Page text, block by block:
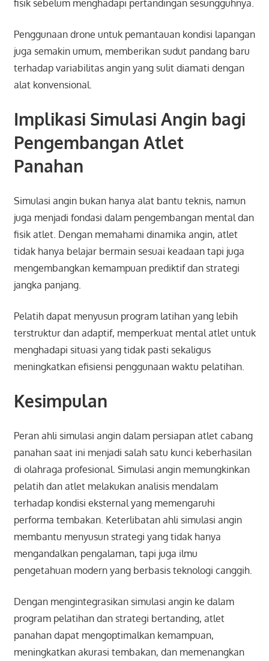
fisik sebelum menghadapi pertandingan sesungguhnya.
Penggunaan drone untuk pemantauan kondisi lapangan
juga semakin umum, memberikan sudut pandang baru
terhadap variabilitas angin yang sulit diamati dengan
alat konvensional.
Implikasi Simulasi Angin bagi
Pengembangan Atlet
Panahan
Simulasi angin bukan hanya alat bantu teknis, namun
juga menjadi fondasi dalam pengembangan mental dan
fisik atlet. Dengan memahami dinamika angin, atlet
tidak hanya belajar bermain sesuai keadaan tapi juga
mengembangkan kemampuan prediktif dan strategi
jangka panjang.
Pelatih dapat menyusun program latihan yang lebih
terstruktur dan adaptif, memperkuat mental atlet untuk
menghadapi situasi yang tidak pasti sekaligus
meningkatkan efisiensi penggunaan waktu pelatihan.
Kesimpulan
Peran ahli simulasi angin dalam persiapan atlet cabang
panahan saat ini menjadi salah satu kunci keberhasilan
di olahraga profesional. Simulasi angin memungkinkan
pelatih dan atlet melakukan analisis mendalam
terhadap kondisi eksternal yang memengaruhi
performa tembakan. Keterlibatan ahli simulasi angin
membantu menyusun strategi yang tidak hanya
mengandalkan pengalaman, tapi juga ilmu
pengetahuan modern yang berbasis teknologi canggih.
Dengan mengintegrasikan simulasi angin ke dalam
program pelatihan dan strategi bertanding, atlet
panahan dapat mengoptimalkan kemampuan,
meningkatkan akurasi tembakan, dan memenangkan